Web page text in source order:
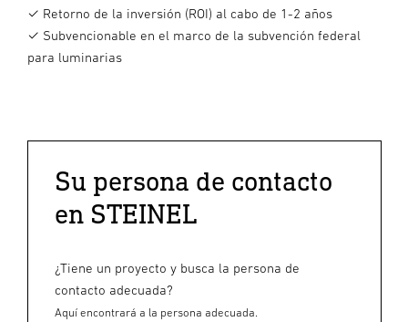
✓ Retorno de la inversión (ROI) al cabo de 1-2 años
✓ Subvencionable en el marco de la subvención federal
para luminarias
Su persona de contacto
en STEINEL
¿Tiene un proyecto y busca la persona de
contacto adecuada?
Aquí encontrará a la persona adecuada.